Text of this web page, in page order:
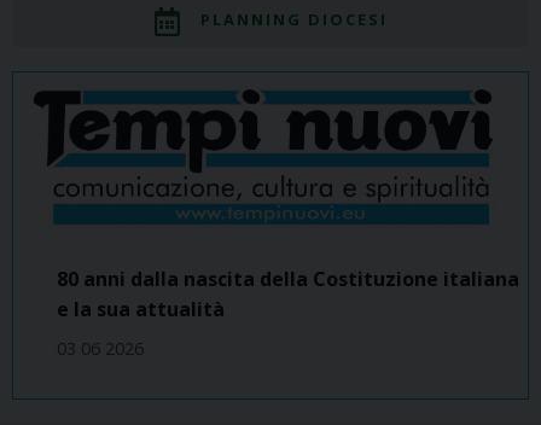
PLANNING DIOCESI
80 anni dalla nascita della Costituzione italiana
e la sua attualità
03 06 2026